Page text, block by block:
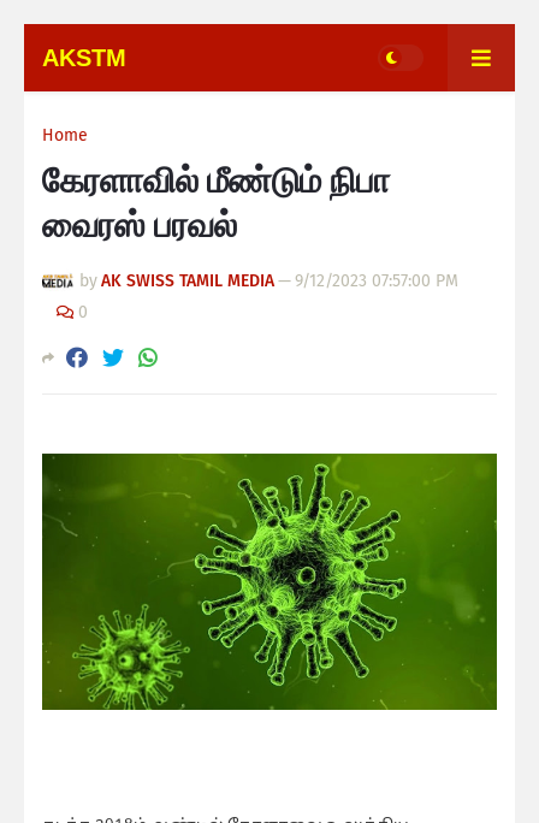
AKSTM
Home
கேரளாவில் மீண்டும் நிபா
வைரஸ் பரவல்
byAK SWISS TAMIL MEDIA—9/12/2023 07:57:00 PM
0